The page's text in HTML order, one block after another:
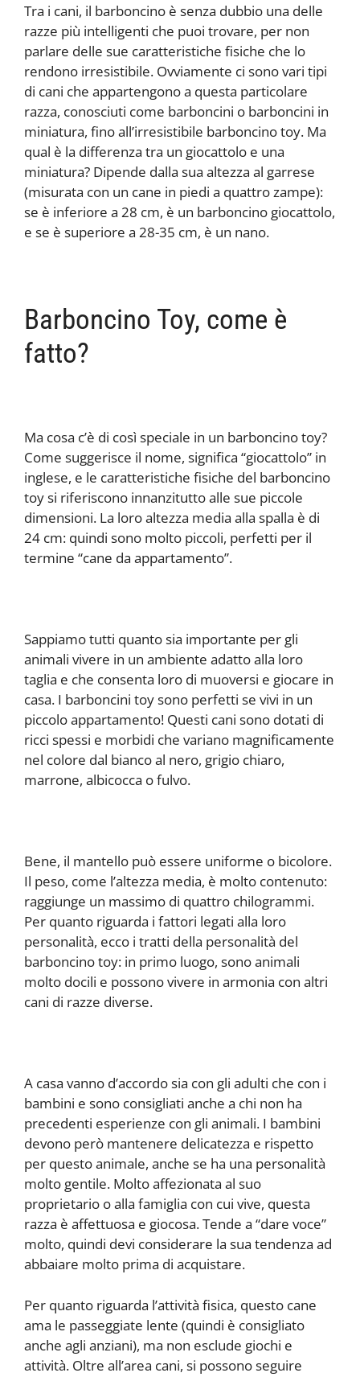
Tra i cani, il barboncino è senza dubbio una delle
razze più intelligenti che puoi trovare, per non
parlare delle sue caratteristiche fisiche che lo
rendono irresistibile. Ovviamente ci sono vari tipi
di cani che appartengono a questa particolare
razza, conosciuti come barboncini o barboncini in
miniatura, fino all’irresistibile barboncino toy. Ma
qual è la differenza tra un giocattolo e una
miniatura? Dipende dalla sua altezza al garrese
(misurata con un cane in piedi a quattro zampe):
se è inferiore a 28 cm, è un barboncino giocattolo,
e se è superiore a 28-35 cm, è un nano.
Barboncino Toy, come è
fatto?
Ma cosa c’è di così speciale in un barboncino toy?
Come suggerisce il nome, significa “giocattolo” in
inglese, e le caratteristiche fisiche del barboncino
toy si riferiscono innanzitutto alle sue piccole
dimensioni. La loro altezza media alla spalla è di
24 cm: quindi sono molto piccoli, perfetti per il
termine “cane da appartamento”.
Sappiamo tutti quanto sia importante per gli
animali vivere in un ambiente adatto alla loro
taglia e che consenta loro di muoversi e giocare in
casa. I barboncini toy sono perfetti se vivi in ​​un
piccolo appartamento! Questi cani sono dotati di
ricci spessi e morbidi che variano magnificamente
nel colore dal bianco al nero, grigio chiaro,
marrone, albicocca o fulvo.
Bene, il mantello può essere uniforme o bicolore.
Il peso, come l’altezza media, è molto contenuto:
raggiunge un massimo di quattro chilogrammi.
Per quanto riguarda i fattori legati alla loro
personalità, ecco i tratti della personalità del
barboncino toy: in primo luogo, sono animali
molto docili e possono vivere in armonia con altri
cani di razze diverse.
A casa vanno d’accordo sia con gli adulti che con i
bambini e sono consigliati anche a chi non ha
precedenti esperienze con gli animali. I bambini
devono però mantenere delicatezza e rispetto
per questo animale, anche se ha una personalità
molto gentile. Molto affezionata al suo
proprietario o alla famiglia con cui vive, questa
razza è affettuosa e giocosa. Tende a “dare voce”
molto, quindi devi considerare la sua tendenza ad
abbaiare molto prima di acquistare.
Per quanto riguarda l’attività fisica, questo cane
ama le passeggiate lente (quindi è consigliato
anche agli anziani), ma non esclude giochi e
attività. Oltre all’area cani, si possono seguire